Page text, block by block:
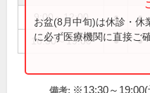
9:00～12:00 ● ●
16:30～19:00 ● ●
お盆(8月中旬)は休診・休
に必ず医療機関に直接ご
備考: ※13:30～